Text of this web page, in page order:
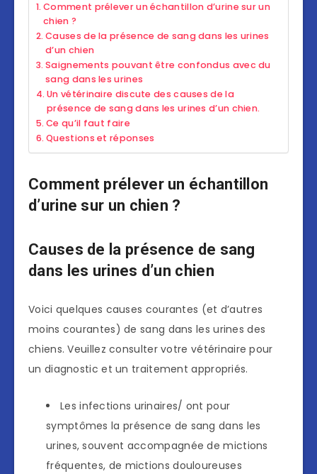
Comment prélever un échantillon d’urine sur un
chien ?
Causes de la présence de sang dans les urines
d’un chien
Saignements pouvant être confondus avec du
sang dans les urines
Un vétérinaire discute des causes de la
présence de sang dans les urines d’un chien.
Ce qu’il faut faire
Questions et réponses
Comment prélever un échantillon
d’urine sur un chien ?
Causes de la présence de sang
dans les urines d’un chien
Voici quelques causes courantes (et d’autres
moins courantes) de sang dans les urines des
chiens. Veuillez consulter votre vétérinaire pour
un diagnostic et un traitement appropriés.
Les infections urinaires/ ont pour
symptômes la présence de sang dans les
urines, souvent accompagnée de mictions
fréquentes, de mictions douloureuses